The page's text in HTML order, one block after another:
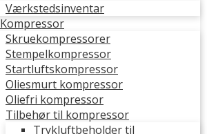
Værkstedsinventar
Kompressor
Skruekompressorer
Stempelkompressor
Startluftskompressor
Oliesmurt kompressor
Oliefri kompressor
Tilbehør til kompressor
Trykluftbeholder til